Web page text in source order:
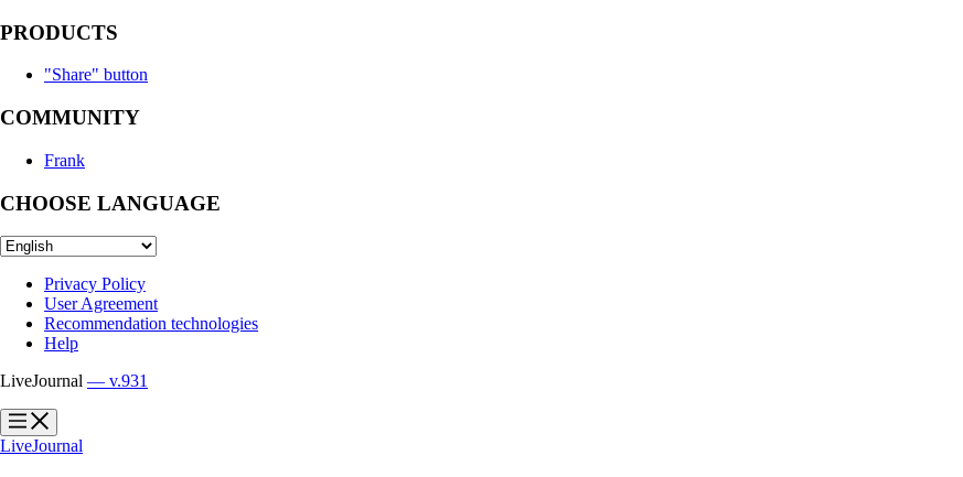
PRODUCTS
"Share" button
COMMUNITY
Frank
CHOOSE LANGUAGE
Privacy Policy
User Agreement
Recommendation technologies
Help
LiveJournal — v.931
?
?
LiveJournal